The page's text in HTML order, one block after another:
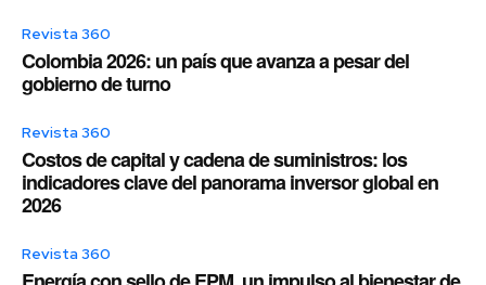
Revista 360
Colombia 2026: un país que avanza a pesar del
gobierno de turno
Revista 360
Costos de capital y cadena de suministros: los
indicadores clave del panorama inversor global en
2026
Revista 360